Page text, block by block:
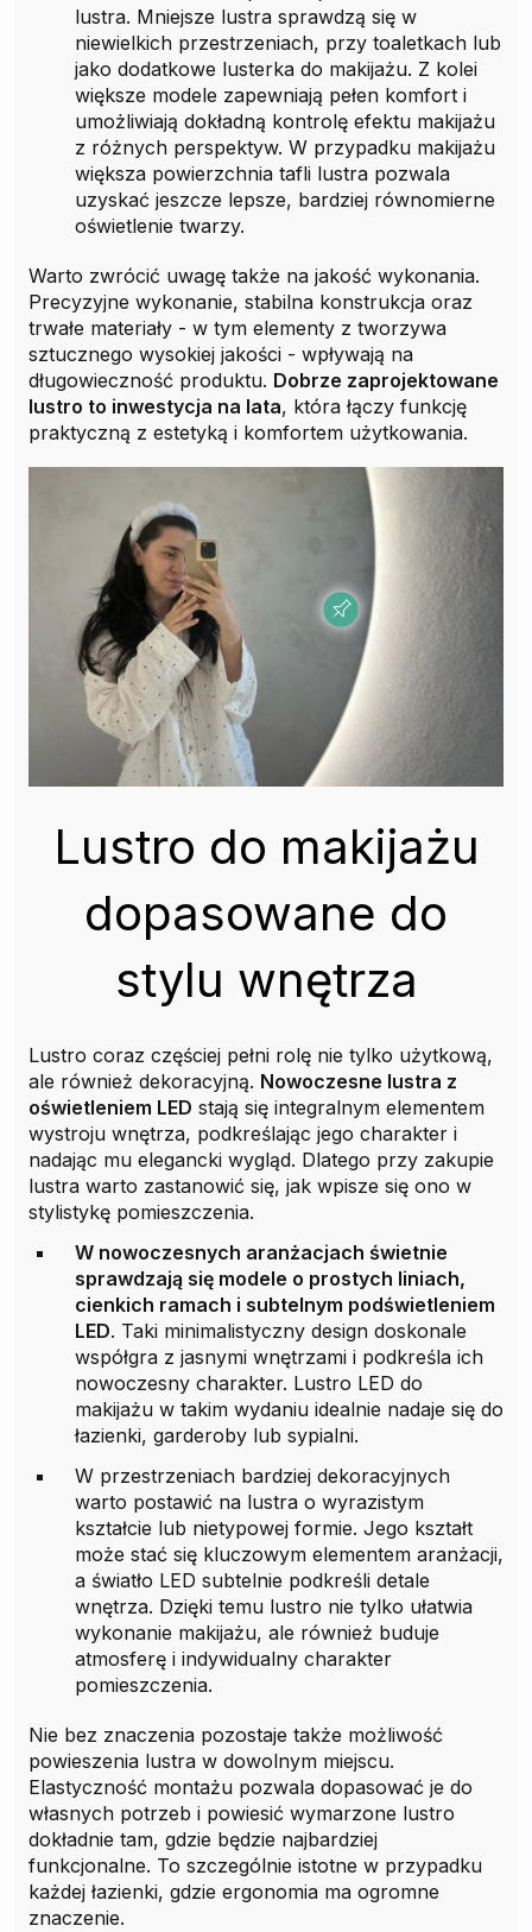
lustra. Mniejsze lustra sprawdzą się w
niewielkich przestrzeniach, przy toaletkach lub
jako dodatkowe lusterka do makijażu. Z kolei
większe modele zapewniają pełen komfort i
umożliwiają dokładną kontrolę efektu makijażu
z różnych perspektyw. W przypadku makijażu
większa powierzchnia tafli lustra pozwala
uzyskać jeszcze lepsze, bardziej równomierne
oświetlenie twarzy.
Warto zwrócić uwagę także na jakość wykonania.
Precyzyjne wykonanie, stabilna konstrukcja oraz
trwałe materiały - w tym elementy z tworzywa
sztucznego wysokiej jakości - wpływają na
długowieczność produktu. Dobrze zaprojektowane
lustro to inwestycja na lata, która łączy funkcję
praktyczną z estetyką i komfortem użytkowania.
Lustro do makijażu
dopasowane do
stylu wnętrza
Lustro coraz częściej pełni rolę nie tylko użytkową,
ale również dekoracyjną. Nowoczesne lustra z
oświetleniem LED stają się integralnym elementem
wystroju wnętrza, podkreślając jego charakter i
nadając mu elegancki wygląd. Dlatego przy zakupie
lustra warto zastanowić się, jak wpisze się ono w
stylistykę pomieszczenia.
W nowoczesnych aranżacjach świetnie
sprawdzają się modele o prostych liniach,
cienkich ramach i subtelnym podświetleniem
LED. Taki minimalistyczny design doskonale
współgra z jasnymi wnętrzami i podkreśla ich
nowoczesny charakter. Lustro LED do
makijażu w takim wydaniu idealnie nadaje się do
łazienki, garderoby lub sypialni.
W przestrzeniach bardziej dekoracyjnych
warto postawić na lustra o wyrazistym
kształcie lub nietypowej formie. Jego kształt
może stać się kluczowym elementem aranżacji,
a światło LED subtelnie podkreśli detale
wnętrza. Dzięki temu lustro nie tylko ułatwia
wykonanie makijażu, ale również buduje
atmosferę i indywidualny charakter
pomieszczenia.
Nie bez znaczenia pozostaje także możliwość
powieszenia lustra w dowolnym miejscu.
Elastyczność montażu pozwala dopasować je do
własnych potrzeb i powiesić wymarzone lustro
dokładnie tam, gdzie będzie najbardziej
funkcjonalne. To szczególnie istotne w przypadku
każdej łazienki, gdzie ergonomia ma ogromne
znaczenie.